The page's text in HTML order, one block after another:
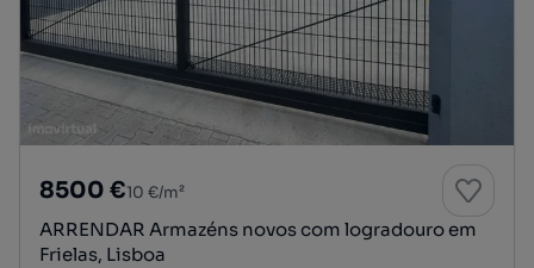
8500 €10 €/m²
ARRENDAR Armazéns novos com logradouro em
Frielas, Lisboa